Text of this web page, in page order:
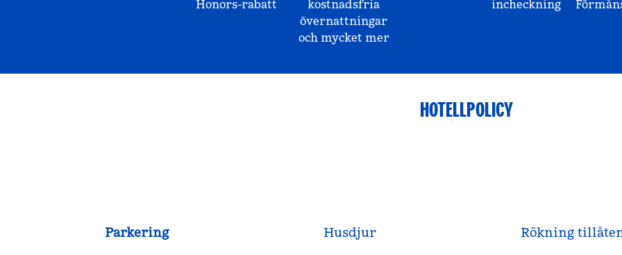
Honors-rabatt
kostnadsfria
övernattningar
och mycket mer
incheckning
HOTELLPOLICY
Parkering Husdjur Rökning